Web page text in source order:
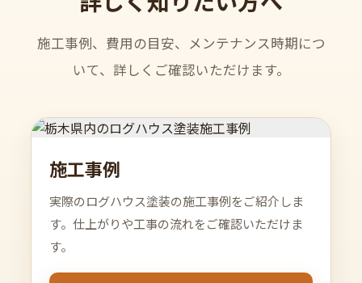
施工事例、費用の目安、メンテナンス時期につ
いて、詳しくご確認いただけます。
施工事例
実際のログハウス塗装の施工事例をご紹介しま
す。仕上がりや工事の流れをご確認いただけま
す。